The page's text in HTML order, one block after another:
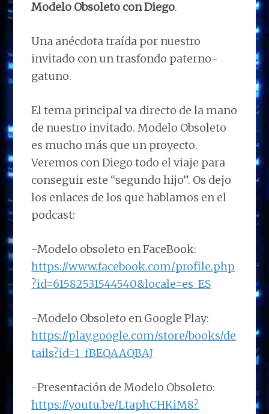
Modelo Obsoleto con Diego.
Una anécdota traída por nuestro
invitado con un trasfondo paterno-
gatuno.
El tema principal va directo de la mano
de nuestro invitado. Modelo Obsoleto
es mucho más que un proyecto.
Veremos con Diego todo el viaje para
conseguir este “segundo hijo”. Os dejo
los enlaces de los que hablamos en el
podcast:
-Modelo obsoleto en FaceBook:
https://www.facebook.com/profile.php
?id=61582531544540&locale=es_ES
-Modelo Obsoleto en Google Play:
https://play.google.com/store/books/de
tails?id=1_fBEQAAQBAJ
-Presentación de Modelo Obsoleto:
https://youtu.be/LtaphCHKiM8?